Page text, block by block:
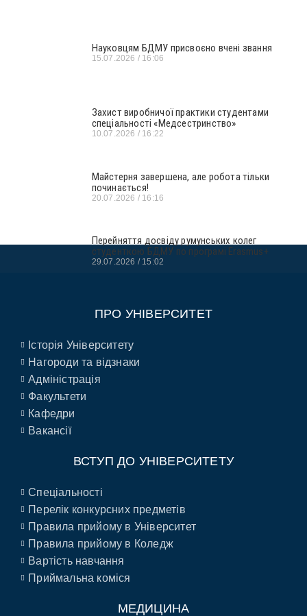
Науковцям БДМУ присвоєно вчені звання
15.07.2026 16:06
Захист виробничої практики студентами
спеціальності «Медсестринство»
10.07.2026 16:22
Майстерня завершена, але робота тільки
починається!
20.07.2026 16:16
Перейняття досвіду румунських колег
студенткою БДМУ по програмі Erasmus+
29.07.2026 15:02
ПРО УНІВЕРСИТЕТ
Історія Університету
Нагороди та відзнаки
Адміністрація
Факультети
Кафедри
Вакансії
ВСТУП ДО УНІВЕРСИТЕТУ
Спеціальності
Перелік конкурсних предметів
Правила прийому в Університет
Правила прийому в Коледж
Вартість навчання
Приймальна коміся
МЕДИЦИНА